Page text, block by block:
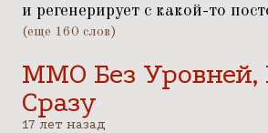
и регенерирует с какой-то
(еще 160 слов)
ММО Без
Сразу
17 лет назад